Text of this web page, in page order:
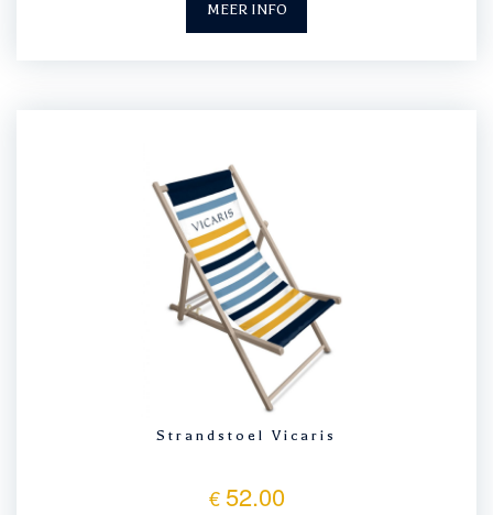
MEER INFO
Strandstoel Vicaris
€ 52.00